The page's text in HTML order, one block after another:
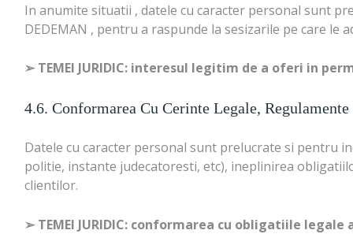
In anumite situatii , datele cu caracter personal sunt
DEDEMAN , pentru a raspunde la sesizarile pe care le
➢TEMEI JURIDIC: interesul legitim de a oferi in
4.6. Conformarea Cu Cerinte Legale,
Datele cu caracter personal sunt prelucrate si pentru
politie, instante judecatoresti, etc), ineplinirea
clientilor.
➢TEMEI JURIDIC: conformarea cu obligatiile